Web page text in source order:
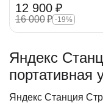
12 900 ₽
16 000₽ -19%
Яндекс
портативная
Яндекс Станция